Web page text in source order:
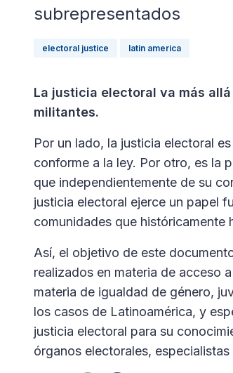
subrepresentados
electoral justice latin america
La justicia electoral va más
militantes.
Por un lado, la justicia electoral
conforme a la ley. Por otro, es la
que independientemente de su
justicia electoral ejerce un papel
comunidades que históricamente
Así, el objetivo de este
realizados en materia de acceso
materia de igualdad de género,
los casos de Latinoamérica, y
justicia electoral para su
órganos electorales,